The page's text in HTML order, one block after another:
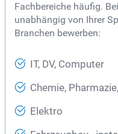
Fachbereiche häufig.
unabhängig von Ihrer
Branchen bewerben:
IT, DV, Computer
Chemie,
Elektro